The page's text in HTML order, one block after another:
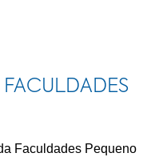
FACULDADES
Faculdades Pequeno